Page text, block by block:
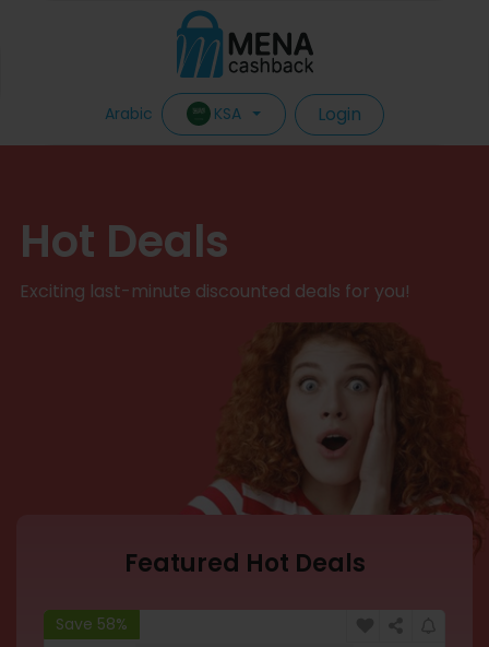
Arabic KSA Login
Hot Deals
Exciting last-minute discounted deals for you!
Featured Hot Deals
Save 58%